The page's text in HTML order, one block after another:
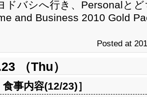
ドバシへ行き、Personalと
and Business 2010 Gold
Posted at
（Thu）
食事内容(12/23)］